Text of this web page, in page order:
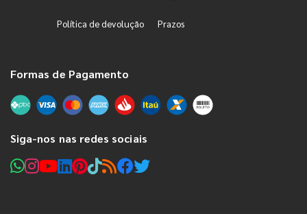
Política de devolução Prazos
Formas de Pagamento
Siga-nos nas redes sociais